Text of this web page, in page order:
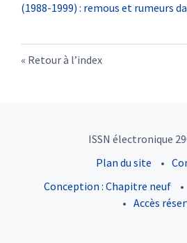
(1988-1999) : remous et rumeurs
Retour à l’index
ISSN électronique
Plan du site
Conception : Chapitre neuf
Accès